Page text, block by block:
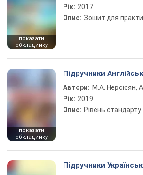
показати
обкладинку
Рік: 2017
Опис: Зошит для
показати
обкладинку
Підручники
Автори: М.А. Нерсісян,
Рік: 2019
Опис: Рівень стандарту
Підручники